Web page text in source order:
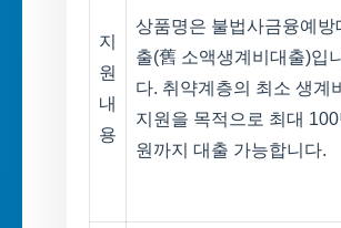
지
원
내
용
상품명은 불법사금융예방
출(舊 소액생계비대출)입니
다. 취약계층의 최소 생계비
지원을 목적으로 최대
원까지 대출 가능합니다.